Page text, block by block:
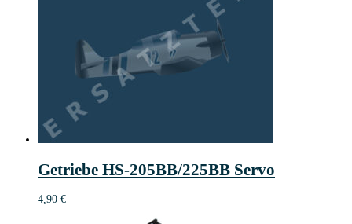
Getriebe HS-205BB/225BB Servo
4,90 €